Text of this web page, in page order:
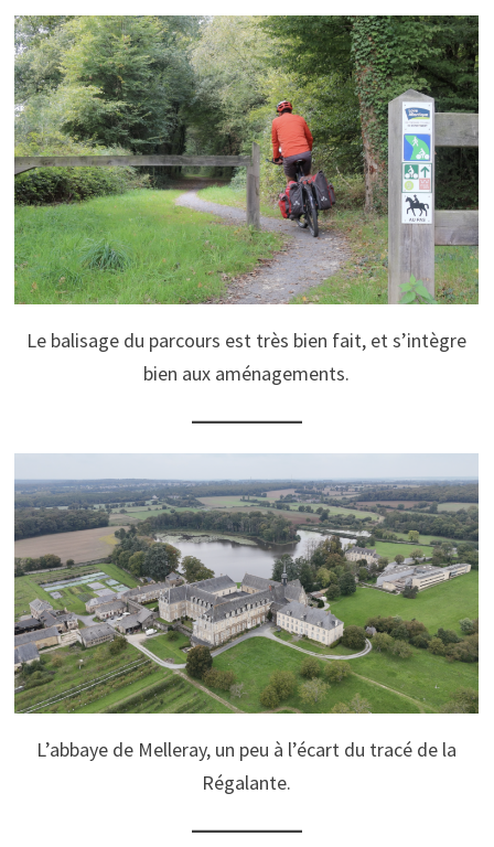
Le balisage du parcours est très bien fait, et s’intègre
bien aux aménagements.
L’abbaye de Melleray, un peu à l’écart du tracé de la
Régalante.